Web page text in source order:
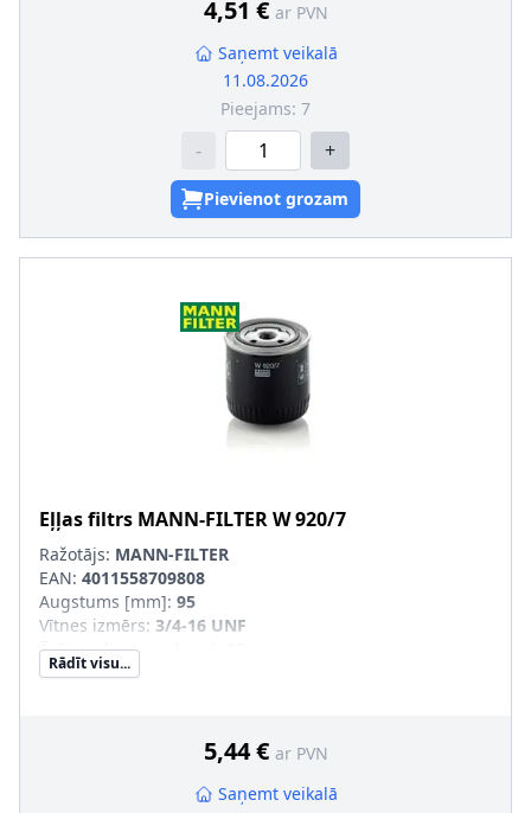
4,51 € ar PVN
Saņemt veikalā
11.08.2026
Pieejams: 7
- +
Pievienot grozam
Eļļas filtrs MANN-FILTERW 920/7
Ražotājs: MANN-FILTER
EAN: 4011558709808
Augstums [mm]: 95
Vītnes izmērs: 3/4-16 UNF
Ārējais diametrs [mm]
Filtra izpildījums
Rekomendējamo speciālo instrumentu artikula numurs
Nesatur SVHC vielas!
Rādīt visu...
5,44 € ar PVN
Saņemt veikalā